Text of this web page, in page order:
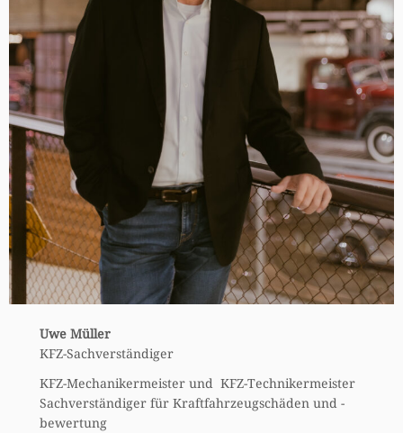
Uwe Müller
KFZ-Sachverständiger
KFZ-Mechanikermeister und KFZ-Technikermeister
Sachverständiger für Kraftfahrzeugschäden und -
bewertung